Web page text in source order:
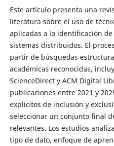
Este artículo presenta una
literatura sobre el uso de
aplicadas a la identificación
sistemas distribuidos. El
partir de búsquedas
académicas reconocidas,
ScienceDirect y ACM Digital
publicaciones entre 2021 y
explícitos de inclusión y
seleccionar un conjunto final
relevantes. Los estudios
tipo de dato, enfoque de